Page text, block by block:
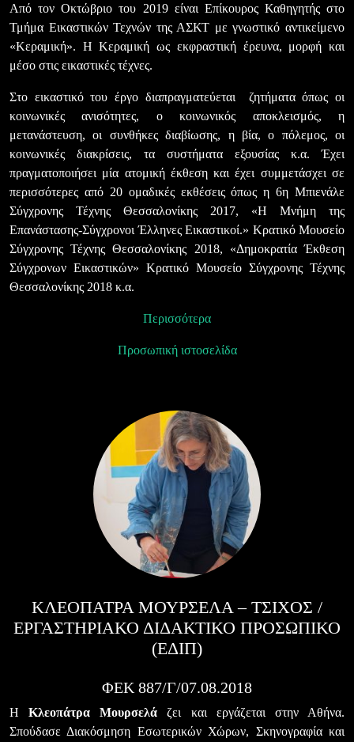
Από τον Οκτώβριο του 2019 είναι Επίκουρος Καθηγητής στο
Τμήμα Εικαστικών Τεχνών της ΑΣΚΤ με γνωστικό αντικείμενο
«Κεραμική». Η Κεραμική ως εκφραστική έρευνα, μορφή και
μέσο στις εικαστικές τέχνες.
Στο εικαστικό του έργο διαπραγματεύεται ζητήματα όπως οι
κοινωνικές ανισότητες, ο κοινωνικός αποκλεισμός, η
μετανάστευση, οι συνθήκες διαβίωσης, η βία, ο πόλεμος, οι
κοινωνικές διακρίσεις, τα συστήματα εξουσίας κ.α. Έχει
πραγματοποιήσει μία ατομική έκθεση και έχει συμμετάσχει σε
περισσότερες από 20 ομαδικές εκθέσεις όπως η 6η Μπιενάλε
Σύγχρονης Τέχνης Θεσσαλονίκης 2017, «Η Μνήμη της
Επανάστασης-Σύγχρονοι Έλληνες Εικαστικοί.» Κρατικό Μουσείο
Σύγχρονης Τέχνης Θεσσαλονίκης 2018, «Δημοκρατία Έκθεση
Σύγχρονων Εικαστικών» Κρατικό Μουσείο Σύγχρονης Τέχνης
Θεσσαλονίκης 2018 κ.α.
Περισσότερα
Προσωπική ιστοσελίδα
ΚΛΕΟΠΑΤΡΑ ΜΟΥΡΣΕΛΑ – ΤΣΙΧΟΣ /
ΕΡΓΑΣΤΗΡΙΑΚΌ ΔΙΔΑΚΤΙΚΌ ΠΡΟΣΩΠΙΚΌ
(ΕΔΙΠ)
ΦΕΚ 887/Γ/07.08.2018
ΗΚλεοπάτρα Μουρσελά ζει και εργάζεται στην Αθήνα.
Σπούδασε Διακόσμηση Εσωτερικών Χώρων, Σκηνογραφία και